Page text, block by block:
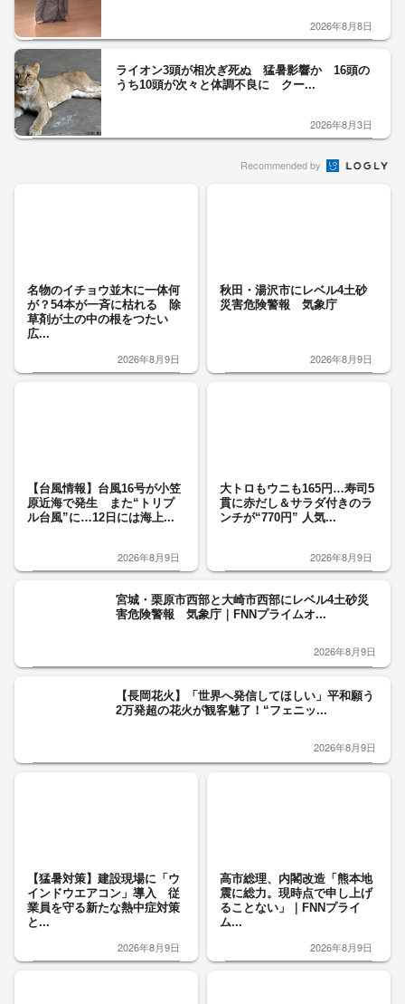
2026年8月8日
ライオン3頭が相次ぎ死ぬ 猛暑影響か 16頭の
うち10頭が次々と体調不良に クー...
2026年8月3日
Recommended by
名物のイチョウ並木に一体何
が？54本が一斉に枯れる 除
草剤が土の中の根をつたい
広...
2026年8月9日
秋田・湯沢市にレベル4土砂
災害危険警報 気象庁
2026年8月9日
【台風情報】台風16号が小笠
原近海で発生 また“トリプ
ル台風”に…12日には海上...
2026年8月9日
大トロもウニも165円…寿司5
貫に赤だし＆サラダ付きのラ
ンチが“770円” 人気...
2026年8月9日
宮城・栗原市西部と大崎市西部にレベル4土砂災
害危険警報 気象庁｜FNNプライムオ...
2026年8月9日
【長岡花火】「世界へ発信してほしい」平和願う
2万発超の花火が観客魅了！“フェニッ...
2026年8月9日
【猛暑対策】建設現場に「ウ
インドウエアコン」導入 従
業員を守る新たな熱中症対策
と...
2026年8月9日
高市総理、内閣改造「熊本地
震に総力。現時点で申し上げ
ることない」｜FNNプライ
ム...
2026年8月9日